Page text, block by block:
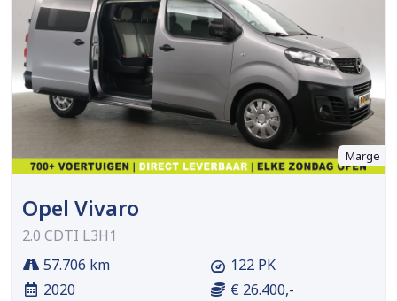
Marge
Opel Vivaro
2.0 CDTI L3H1
57.706 km
2020
122 PK
€ 26.400,-